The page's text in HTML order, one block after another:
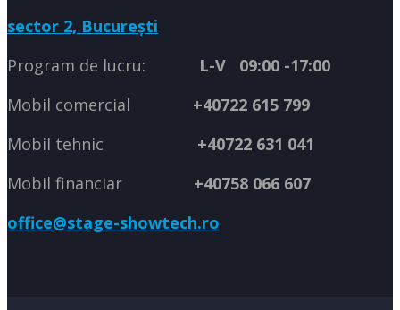
sector 2, București
Program de lucru: L-V 09:00 -17:00
Mobil comercial +40722 615 799
Mobil tehnic +40722 631 041
Mobil financiar +40758 066 607
office@stage-showtech.ro